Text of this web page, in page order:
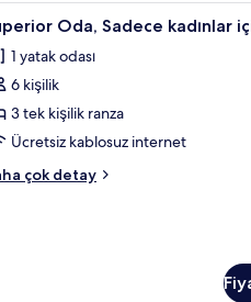
İnternet
1 Oda, Sadece kadınlar
1 yatak odası
6 kişilik
3 tek kişilik ranza
Ücretsiz kablosuz internet
çok detay